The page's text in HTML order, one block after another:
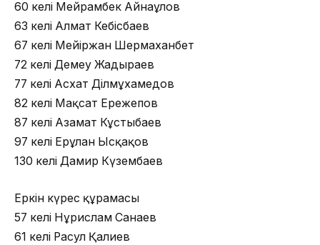
60 келі Мейрамбек Айнағұлов
63 келі Алмат Кебісбаев
67 келі Мейіржан Шермаханбет
72 келі Демеу Жадыраев
77 келі Асхат Ділмұхамедов
82 келі Мақсат Ережепов
87 келі Азамат Кұстыбаев
97 келі Ерұлан Ысқақов
130 келі Дамир Күзембаев
Еркін күрес құрамасы
57 келі Нұрислам Санаев
61 келі Расул Қалиев